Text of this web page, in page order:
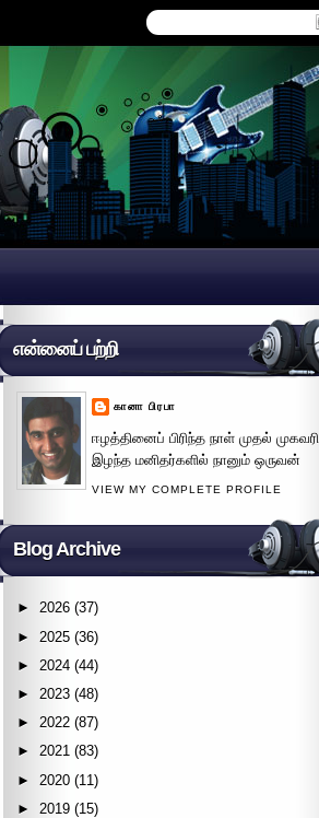
என்னைப் பற்றி
கானா பிரபா
ஈழத்தினைப் பிரிந்த நாள் முதல் முகவரி
இழந்த மனிதர்களில் நானும் ஒருவன்
VIEW MY COMPLETE PROFILE
Blog Archive
► 2026 (37)
► 2025 (36)
► 2024 (44)
► 2023 (48)
► 2022 (87)
► 2021 (83)
► 2020 (11)
► 2019 (15)